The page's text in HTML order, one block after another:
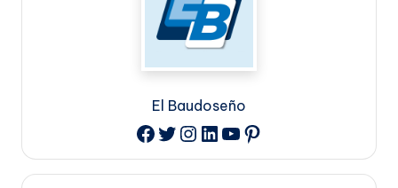
El Baudoseño
Facebook
Twitter
Instagram
LinkedIn
YouTube
Pinterest